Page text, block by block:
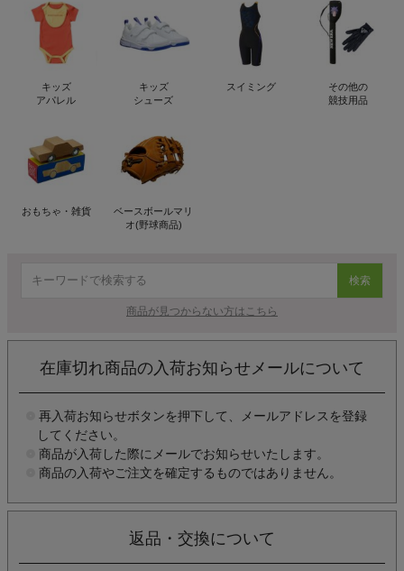
キッズ
アパレル
キッズ
シューズ
スイミング
その他の
競技用品
おもちゃ・雑貨
ベースボールマリ
オ(野球商品)
検索
商品が見つからない方はこちら
在庫切れ商品の入荷お知らせメールについて
再入荷お知らせボタンを押下して、メールアドレスを登録
してください。
商品が入荷した際にメールでお知らせいたします。
商品の入荷やご注文を確定するものではありません。
返品・交換について